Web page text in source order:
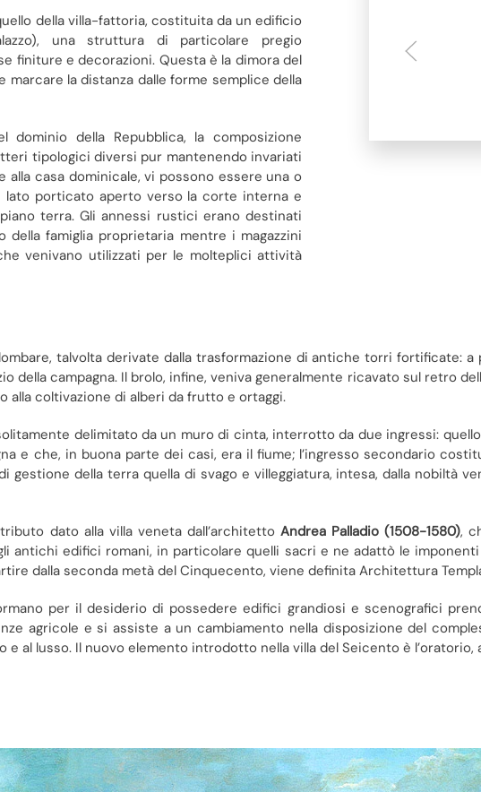
della villa-fattoria, costituita da un edificio
una struttura di particolare pregio
finiture e decorazioni. Questa è la dimora del
marcare la distanza dalle forme semplice della
della Repubblica, la composizione
tipologici diversi pur mantenendo invariati
alla casa dominicale, vi possono essere una o
lato porticato aperto verso la corte interna e
terra. Gli annessi rustici erano destinati
della famiglia proprietaria mentre i magazzini
venivano utilizzati per le molteplici attività
talvolta derivate dalla trasformazione di antiche torri fortificate: a
della campagna. Il brolo, infine, veniva generalmente ricavato sul retro
alla coltivazione di alberi da frutto e ortaggi.
delimitato da un muro di cinta, interrotto da due ingressi:
e che, in buona parte dei casi, era il fiume; l’ingresso secondario
gestione della terra quella di svago e villeggiatura, intesa, dalla nobiltà
dato alla villa veneta dall’architettoAndrea Palladio (1508-1580),
antichi edifici romani, in particolare quelli sacri e ne adattò le
dalla seconda metà del Cinquecento, viene definita Architettura
per il desiderio di possedere edifici grandiosi e scenografici
agricole e si assiste a un cambiamento nella disposizione del
e al lusso. Il nuovo elemento introdotto nella villa del Seicento è